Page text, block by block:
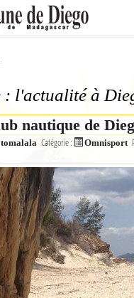
: l'actualité à
nautique de
Catégorie : Omnisport